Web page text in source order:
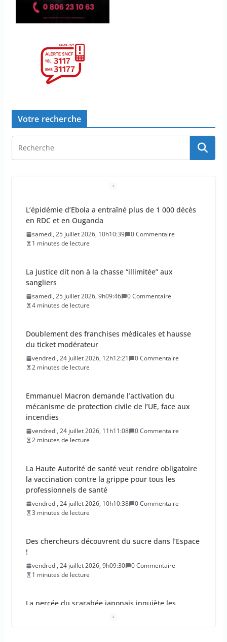
Votre recherche
La justice dit non à la chasse “illimitée” aux
sangliers
samedi, 25 juillet 2026, 9h09:46
0 Commentaire
4 minutes de lecture
Doublement des franchises médicales et hausse
du ticket modérateur
vendredi, 24 juillet 2026, 12h12:21
0 Commentaire
2 minutes de lecture
Emmanuel Macron demande l’activation du
mécanisme de protection civile de l’UE, face aux
incendies
vendredi, 24 juillet 2026, 11h11:08
La Haute Autorité de santé veut rendre obligatoire
la vaccination contre la grippe pour tous les
professionnels de santé
vendredi, 24 juillet 2026, 10h10:38
Des chercheurs découvrent du sucre dans l’Espace
!
vendredi, 24 juillet 2026, 9h09:30
0 Commentaire
1 minutes de lecture
La percée du scarabée japonais inquiète les
autorités françaises
jeudi, 23 juillet 2026, 11h11:01
0 Commentaire
4 minutes de lecture
En 2026, les incendies ont brûlé au moins 44 000